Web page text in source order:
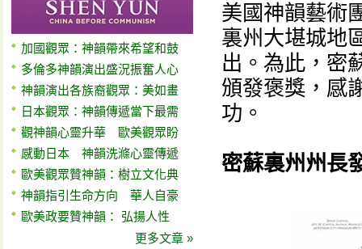
加國觀眾：神韻帶來希望和鼓
多倫多神韻演出盛況振奮人心
神韻演出各族裔觀眾：美如畫
日本觀眾：神韻傳遞當下最需
觀神韻心靈升華 歐美觀眾盼
感動日本 神韻洗滌心靈傳遞
歐美觀眾贊神韻：樹立文化典
神韻指引生命方向 華人自豪
歐美政要贊神韻： 弘揚人性
更多文章 »
美國神韻藝術
裏州大堪城地
出。為此，密
頒發褒獎，感
功。
密蘇裏州州長